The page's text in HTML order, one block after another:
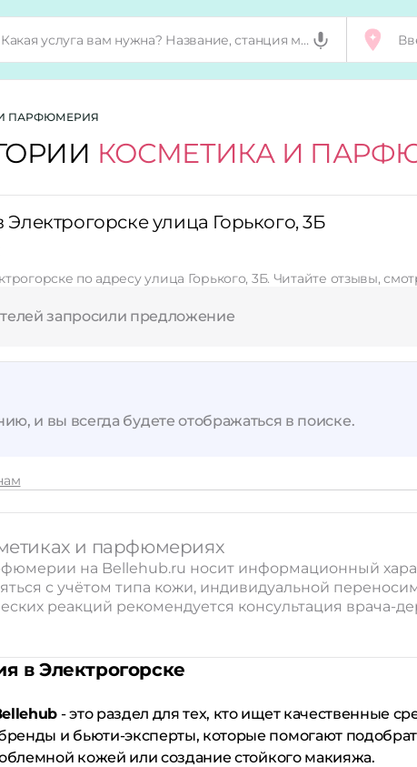
ПАРФЮМЕРИЯ
КОСМЕТИКА И
Электрогорске улица Горького, 3Б
по адресу улица Горького, 3Б. Читайте отзывы,
запросили предложение
и вы всегда будете отображаться в поиске.
и парфюмериях
на Bellehub.ru носит информационный
с учётом типа кожи, индивидуальной
реакций рекомендуется консультация врача-
в Электрогорске
- это раздел для тех, кто ищет качественные
и бьюти-эксперты, которые помогают
кожей или создание стойкого макияжа.